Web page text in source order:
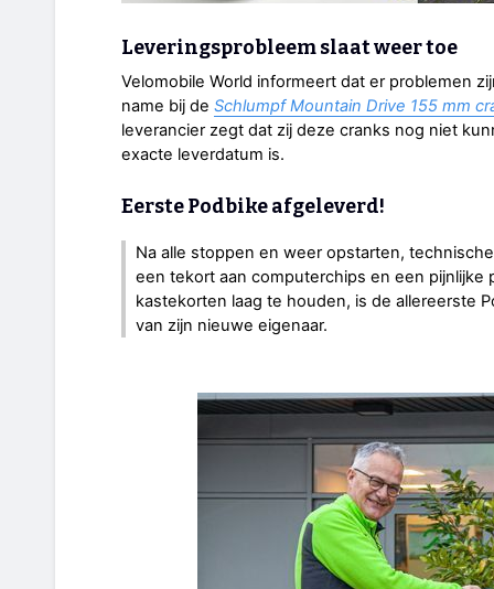
Leveringsprobleem slaat weer toe
Velomobile World informeert dat er problemen
name bij de Schlumpf Mountain Drive 155 mm
leverancier zegt dat zij deze cranks nog niet
exacte leverdatum is.
Eerste Podbike afgeleverd!
Na alle stoppen en weer opstarten,
een tekort aan computerchips en een pijnlijke
kastekorten laag te houden, is de allereerste
van zijn nieuwe eigenaar.